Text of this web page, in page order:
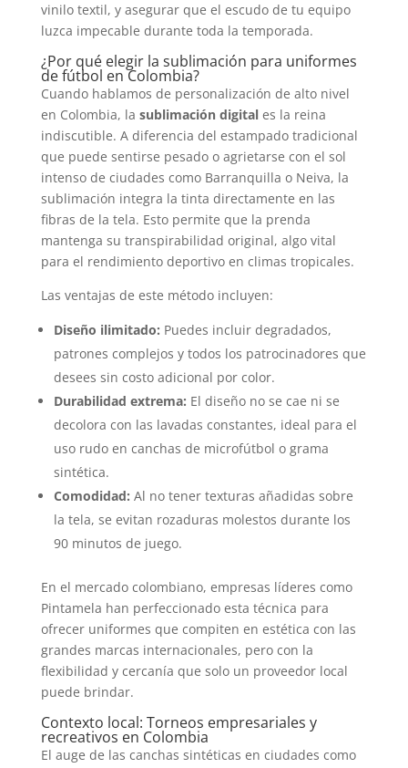
vinilo textil, y asegurar que el escudo de tu equipo
luzca impecable durante toda la temporada.
¿Por qué elegir la sublimación para uniformes
de fútbol en Colombia?
Cuando hablamos de personalización de alto nivel
en Colombia, la sublimación digitales la reina
indiscutible. A diferencia del estampado tradicional
que puede sentirse pesado o agrietarse con el sol
intenso de ciudades como Barranquilla o Neiva, la
sublimación integra la tinta directamente en las
fibras de la tela. Esto permite que la prenda
mantenga su transpirabilidad original, algo vital
para el rendimiento deportivo en climas tropicales.
Las ventajas de este método incluyen:
Diseño ilimitado: Puedes incluir degradados,
patrones complejos y todos los patrocinadores que
desees sin costo adicional por color.
Durabilidad extrema: El diseño no se cae ni se
decolora con las lavadas constantes, ideal para el
uso rudo en canchas de microfútbol o grama
sintética.
Comodidad: Al no tener texturas añadidas sobre
la tela, se evitan rozaduras molestos durante los
90 minutos de juego.
En el mercado colombiano, empresas líderes como
Pintamela han perfeccionado esta técnica para
ofrecer uniformes que compiten en estética con las
grandes marcas internacionales, pero con la
flexibilidad y cercanía que solo un proveedor local
puede brindar.
Contexto local: Torneos empresariales y
recreativos en Colombia
El auge de las canchas sintéticas en ciudades como